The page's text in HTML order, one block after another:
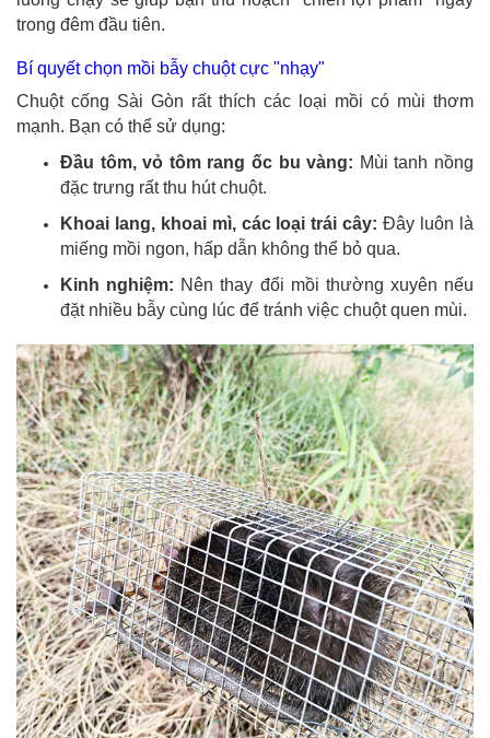
trong đêm đầu tiên.
Bí quyết chọn mồi bẫy chuột cực "nhạy"
Chuột cống Sài Gòn rất thích các loại mồi có mùi thơm
mạnh. Bạn có thể sử dụng:
Đầu tôm, vỏ tôm rang ốc bu vàng: Mùi tanh nồng
đặc trưng rất thu hút chuột.
Khoai lang, khoai mì, các loại trái cây: Đây luôn là
miếng mồi ngon, hấp dẫn không thể bỏ qua.
Kinh nghiệm: Nên thay đổi mồi thường xuyên nếu
đặt nhiều bẫy cùng lúc để tránh việc chuột quen mùi.